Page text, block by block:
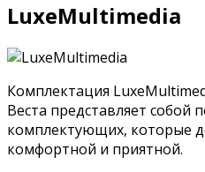
LuxeMultimedia
Комплектация
Веста представляет собой
комплектующих, которые
комфортной и приятной.